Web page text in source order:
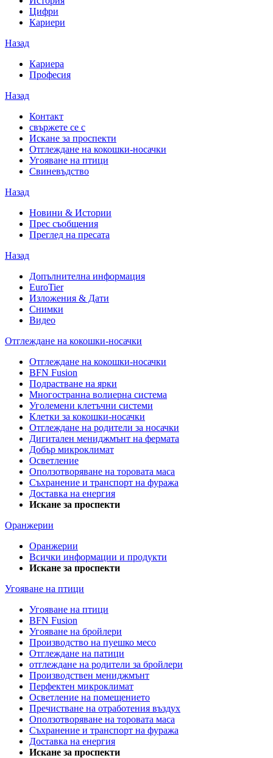
Цифри
Кариери
Назад
Кариера
Професия
Назад
Контакт
свържете се с
Искане за проспекти
Отглеждане на кокошки-носачки
Угояване на птици
Свиневъдство
Назад
Новини & Истории
Прес съобщения
Преглед на пресата
Назад
Допълнителна информация
EuroTier
Изложения & Дати
Снимки
Видео
Отглеждане на кокошки-носачки
Отглеждане на кокошки-носачки
BFN Fusion
Подрастване на ярки
Многостранна волиерна система
Уголемени клетъчни системи
Клетки за кокошки-носачки
Отглеждане на родители за носачки
Дигитален мениджмънт на фермата
Добър микроклимат
Осветление
Оползотворяване на торовата маса
Съхранение и транспорт на фуража
Доставка на енергия
Искане за проспекти
Оранжерии
Оранжерии
Всички информации и продукти
Искане за проспекти
Угояване на птици
Угояване на птици
BFN Fusion
Угояване на бройлери
Производство на пуешко месо
Отглеждане на патици
отглеждане на родители за бройлери
Производствен мениджмънт
Перфектен микроклимат
Осветление на помещението
Пречистване на отработения въздух
Оползотворяване на торовата маса
Съхранение и транспорт на фуража
Доставка на енергия
Искане за проспекти